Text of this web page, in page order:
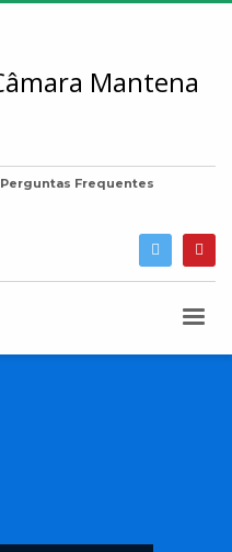
Perguntas Frequentes